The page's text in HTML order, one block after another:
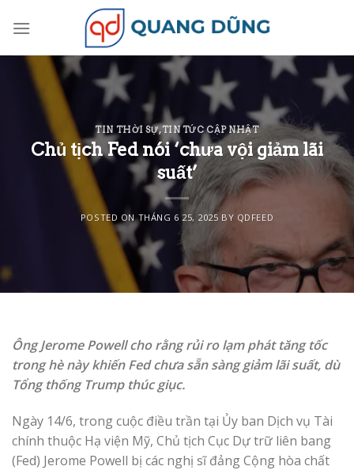
TIN THỜI SỰ,TIN TỨC CẬP NHẬT
Chủ tịch Fed nói ‘chưa vội giảm lãi
suất’
POSTED ONTHÁNG 6 25, 2025 BY QDFEED
Ông Jerome Powell cho rằng rủi ro lạm phát tăng tốc
trong hè này khiến Fed chưa sẵn sàng giảm lãi suất, dù
Tổng thống Trump thúc giục.
Ngày 14/6, trong cuộc điều trần tại Ủy ban Dịch vụ Tài
chính thuộc Hạ viện Mỹ, Chủ tịch Cục Dự trữ liên bang
(Fed) Jerome Powell bị các nghị sĩ đảng Cộng hòa chất